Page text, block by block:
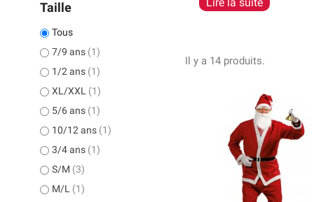
Taille
Tous
7/9 ans (1)
1/2 ans (1)
XL/XXL (1)
5/6 ans (1)
10/12 ans (1)
3/4 ans (1)
S/M (3)
M/L (1)
Dans cette rubrique
Lire la suite
Il y a 14 produits.